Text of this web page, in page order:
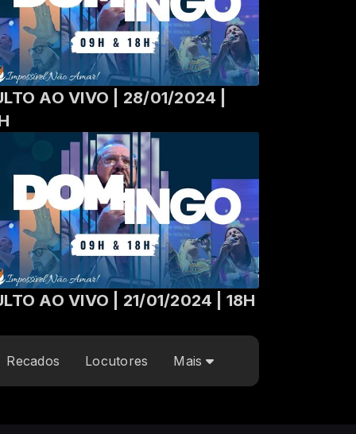
AO VIVO | 28/01/2024 |
AO VIVO | 21/01/2024 | 18H
Recados Locutores Mais